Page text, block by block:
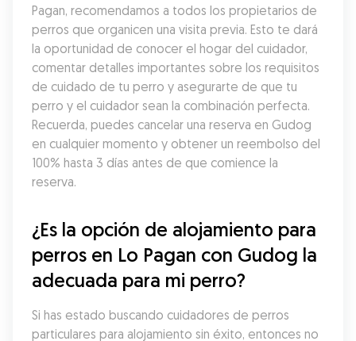
Pagan, recomendamos a todos los propietarios de
perros que organicen una visita previa. Esto te dará
la oportunidad de conocer el hogar del cuidador,
comentar detalles importantes sobre los requisitos
de cuidado de tu perro y asegurarte de que tu
perro y el cuidador sean la combinación perfecta.
Recuerda, puedes cancelar una reserva en Gudog
en cualquier momento y obtener un reembolso del
100% hasta 3 días antes de que comience la
reserva.
¿Es la opción de alojamiento para
perros en Lo Pagan con Gudog la
adecuada para mi perro?
Si has estado buscando cuidadores de perros
particulares para alojamiento sin éxito, entonces no